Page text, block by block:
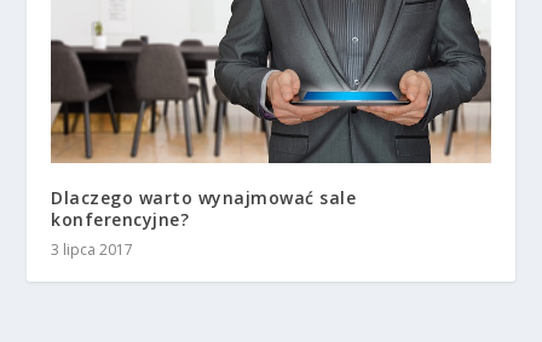
Dlaczego warto wynajmować sale
konferencyjne?
3 lipca 2017